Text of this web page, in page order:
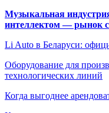
Музыкальная
интеллектом — рынок
Li Auto в Беларуси:
Оборудование для
технологических линий
Когда выгоднее